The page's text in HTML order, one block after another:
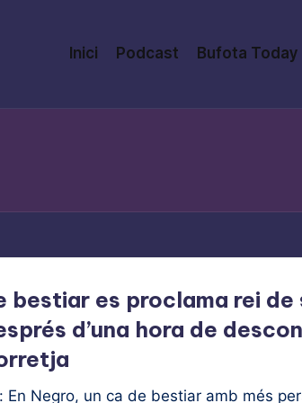
Inici Podcast Bufota Today
bestiar es proclama rei de
d’una hora de
En Negro, un ca de bestiar amb més